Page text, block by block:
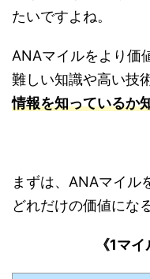
たいですよね。
ANAマイルをより価
難しい知識や高い技
情報を知っているか
まずは、ANAマイル
どれだけの価値にな
《1マ